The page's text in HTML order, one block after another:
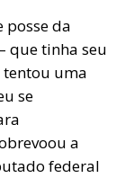
posse da
que tinha seu
uma
se
a
federal